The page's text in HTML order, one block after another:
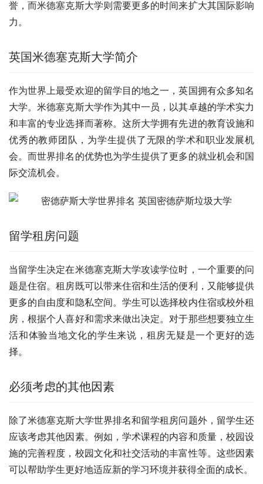
誉，而米德塞克斯大学则需要更多的时间来扩大其国际影响
力。
英国米德塞克斯大学简介
作为世界上最受欢迎的留学目的地之一，英国拥有众多知名
大学。米德塞克斯大学作为其中一员，以其卓越的学术实力
和丰富的专业选择而著称。这所大学拥有先进的教育设施和
优秀的教师团队，为学生提供了无限的学术和职业发展机
会。而世界排名的优势也为学生提供了更多的就业机会和国
际交流机会。
留学租房问题
当留学生决定在米德塞克斯大学攻读学位时，一个重要的问
题是住宿。租房既可以带来住宿和生活的便利，又能够提供
更多的自由度和隐私空间。学生可以选择校内住宿或校外租
房，根据个人喜好和需求来做出决定。对于那些想要独立生
活和体验当地文化的学生来说，租房无疑是一个更好的选
择。
必须考虑的其他因素
除了米德塞克斯大学世界排名和留学租房问题外，留学生还
应该考虑其他因素。例如，学术课程的内容和质量，校园设
施的完善程度，校园文化和社交活动的丰富性等。这些因素
可以帮助学生更好地适应新的学习环境并获得全面的成长。